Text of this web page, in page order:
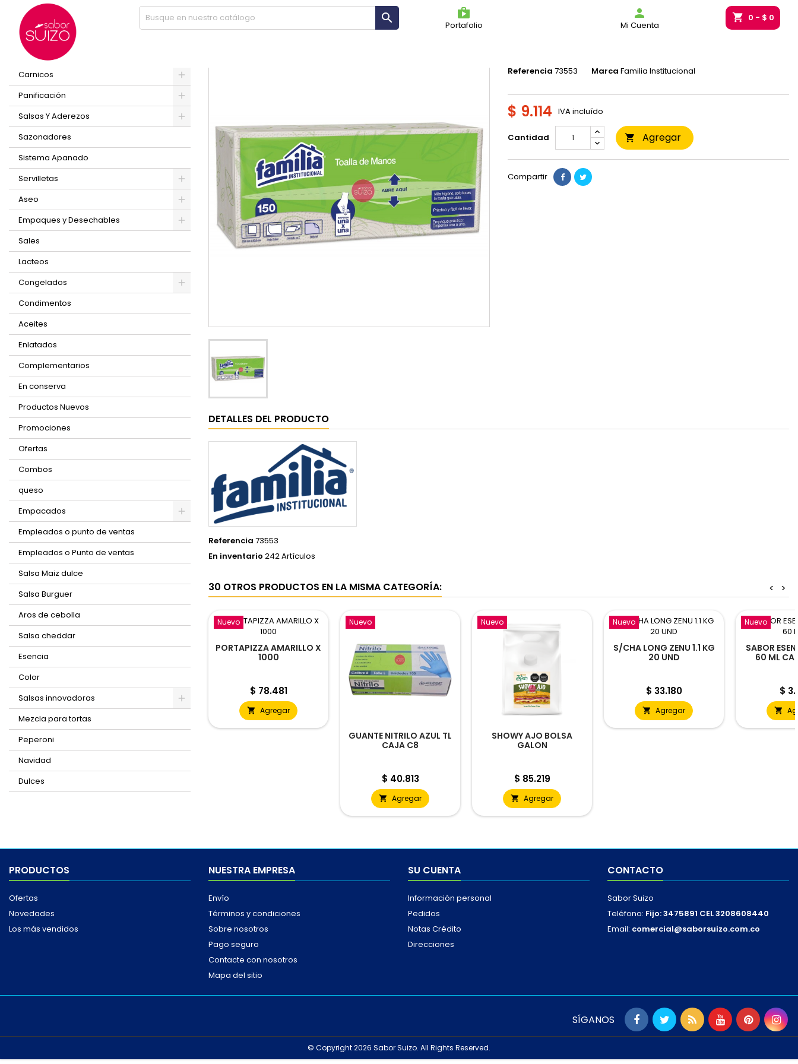
shopping_cart 0 - $ 0
 shopping_bag
Portafolio

Mi Cuenta
Inicio TOALLA MNS Z NAT HD 150 BOLSA
PRODUCTOS
Carnicos
Panificación
Salsas Y Aderezos
Sazonadores
Sistema Apanado
Servilletas
Aseo
Empaques y Desechables
Sales
Lacteos
Congelados
Condimentos
Aceites
Enlatados
Complementarios
En conserva
Productos Nuevos
Promociones
Ofertas
Combos
queso
Empacados
Empleados o punto de ventas
Empleados o Punto de ventas
Salsa Maiz dulce
Salsa Burguer
Aros de cebolla
Salsa cheddar
Esencia
Color
Salsas innovadoras
Mezcla para tortas
Peperoni
Navidad
Dulces
Referencia 73553 Marca Familia Institucional
$ 9.114 IVA incluído
Cantidad  Agregar
Compartir
DETALLES DEL PRODUCTO
Referencia 73553
En inventario 242 Artículos
30 OTROS PRODUCTOS EN LA MISMA CATEGORÍA: >
<
Nuevo
PORTAPIZZA AMARILLO X
1000
Precio
$ 78.481
 Agregar
Nuevo
GUANTE NITRILO AZUL TL
CAJA C8
Precio
$ 40.813
 Agregar
Nuevo
SHOWY AJO BOLSA
GALON
Precio
$ 85.219
 Agregar
Nuevo
S/CHA LONG ZENU 1.1 KG
20 UND
Precio
$ 33.180
 Agregar
Nuevo
SABOR
60 ML
$

PRODUCTOS
Ofertas
Novedades
Los más vendidos
NUESTRA EMPRESA
Envío
Términos y condiciones
Sobre nosotros
Pago seguro
Contacte con nosotros
Mapa del sitio
SU CUENTA
Información personal
Pedidos
Notas Crédito
Direcciones
CONTACTO
Sabor Suizo
Teléfono: Fijo: 3475891 CEL 3208608440
Email: comercial@saborsuizo.com.co
SÍGANOS
© Copyright 2026 Sabor Suizo. All Rights Reserved.